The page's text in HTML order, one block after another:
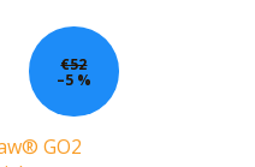
€52
–5 %
GO2